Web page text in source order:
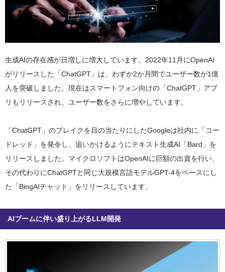
生成AIの存在感が日増しに増大しています。2022年11月にOpenAI
がリリースした「ChatGPT」は、わずか2か月間でユーザー数が1億
人を突破しました。現在はスマートフォン向けの「ChatGPT」アプ
リもリリースされ、ユーザー数をさらに増やしています。
「ChatGPT」のブレイクを目の当たりにしたGoogleは社内に「コー
ドレッド」を発令し、追いかけるようにテキスト生成AI「Bard」を
リリースしました。マイクロソフトはOpenAIに巨額の出資を行い、
その代わりにChatGPTと同じ大規模言語モデルGPT-4をベースにし
た「BingAIチャット」をリリースしています。
AIブームに伴い盛り上がるLLM開発